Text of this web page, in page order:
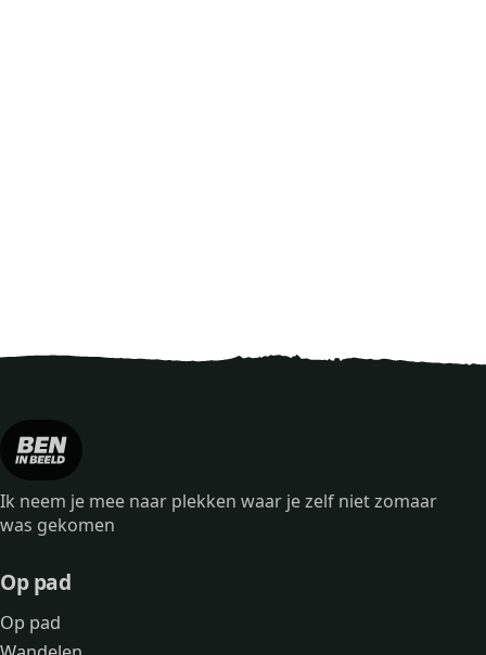
Ik neem je mee naar plekken waar je zelf niet zomaar
was gekomen
Op pad
Op pad